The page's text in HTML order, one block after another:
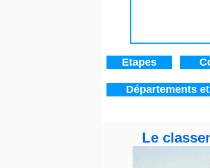
Etapes
Départements
Le